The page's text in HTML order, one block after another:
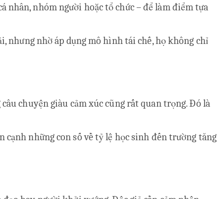
nhân, nhóm người hoặc tổ chức – để làm điểm tựa
nhưng nhờ áp dụng mô hình tái chế, họ không chỉ
chuyện giàu cảm xúc cũng rất quan trọng. Đó là
cạnh những con số về tỷ lệ học sinh đến trường tăng